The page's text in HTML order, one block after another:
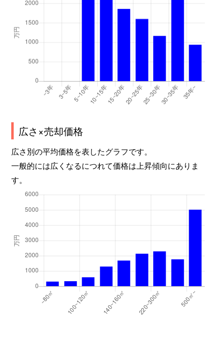
広さ×売却価格
広さ別の平均価格を表したグラフです。
一般的には広くなるにつれて価格は上昇傾向にありま
す。